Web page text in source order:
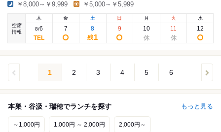
￥8,000～￥9,999 ￥5,000～￥5,999
空席
情報
木
8/6
金
7
土
8
残1
日
9
月
10
火
11
水
12
1 2 3 4 5 6
本巣・谷汲・瑞穂でランチを探す もっと見る
～1,000円 1,000円 ～ 2,000円 2,000円～